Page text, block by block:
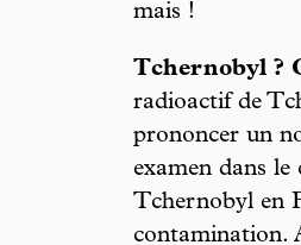
mais !
Tchernobyl ?
radioactif de
prononcer un
examen dans le
Tchernobyl en
contamination.